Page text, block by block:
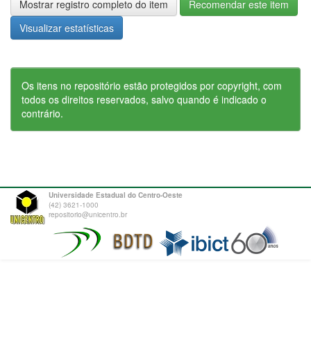
Mostrar registro completo do item
Recomendar este item
Visualizar estatísticas
Os itens no repositório estão protegidos por copyright, com
todos os direitos reservados, salvo quando é indicado o
contrário.
Universidade Estadual do Centro-Oeste
(42) 3621-1000
repositorio@unicentro.br